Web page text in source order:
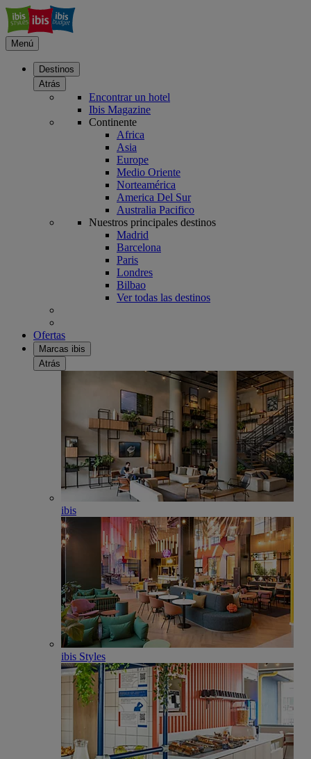
Menú
Destinos
Atrás
Encontrar un hotel
Ibis Magazine
Continente
Africa
Asia
Europe
Medio Oriente
Norteamérica
America Del Sur
Australia Pacifico
Nuestros principales destinos
Madrid
Barcelona
Paris
Londres
Bilbao
Ver todas las destinos
Ofertas
Marcas ibis
Atrás
ibis
ibis Styles